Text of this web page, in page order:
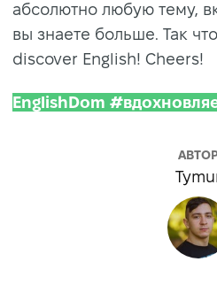
абсолютно любую тему,
вы знаете больше. Так
discover English! Cheers!
EnglishDom